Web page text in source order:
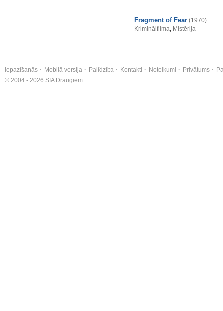
Fragment of Fear (1970)
Kriminālfilma, Mistērija
Iepazīšanās Mobilā versija Palīdzība Kontakti Noteikumi Privātums
© 2004 - 2026 SIA Draugiem